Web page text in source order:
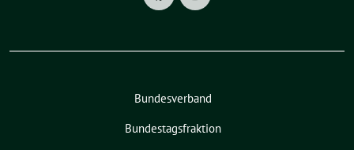
Bundesverband
Bundestagsfraktion